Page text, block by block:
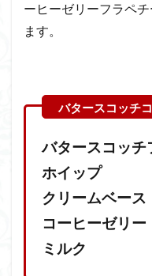
ーヒーゼリーフラペ
ます。
バタースコッチ
ホイップ
クリームベース
コーヒーゼリー
ミルク